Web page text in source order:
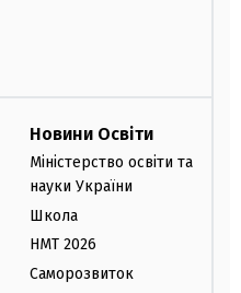
Новини Освіти
Міністерство освіти та
науки України
Школа
НМТ 2026
Саморозвиток